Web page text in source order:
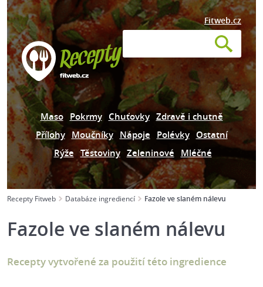
Fitweb.cz
Maso Pokrmy Chuťovky Zdravě i chutně
Přílohy Moučníky Nápoje Polévky Ostatní
Rýže Těstoviny Zeleninové Mléčné
Recepty Fitweb Databáze ingrediencí Fazole ve slaném nálevu
Fazole ve slaném nálevu
Recepty vytvořené za použití této ingredience